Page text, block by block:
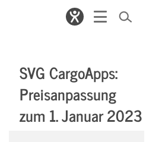
SVG CargoApps:
Preisanpassung
zum 1. Januar 2023